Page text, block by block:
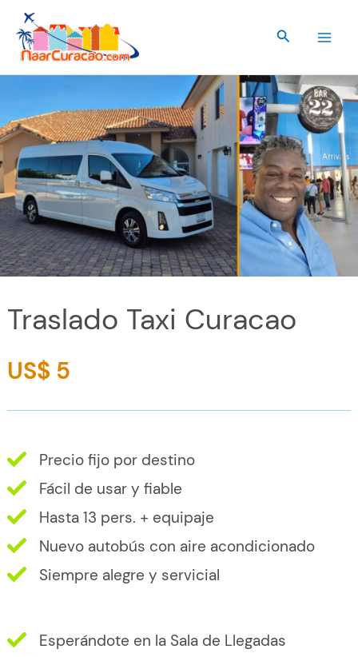
contenido
Buscar
Traslado Taxi Curacao
US$ 5
Precio fijo por destino
Fácil de usar y fiable
Hasta 13 pers. + equipaje
Nuevo autobús con aire acondicionado
Siempre alegre y servicial
Esperándote en la Sala de Llegadas